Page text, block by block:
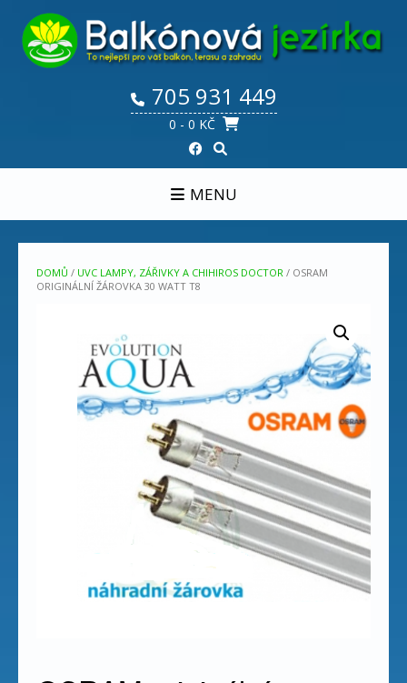
content
705 931 449
0 - 0 KČ
MENU
DOMŮ / UVC LAMPY, ZÁŘIVKY A CHIHIROS DOCTOR / OSRAM
ORIGINÁLNÍ ŽÁROVKA 30 WATT T8